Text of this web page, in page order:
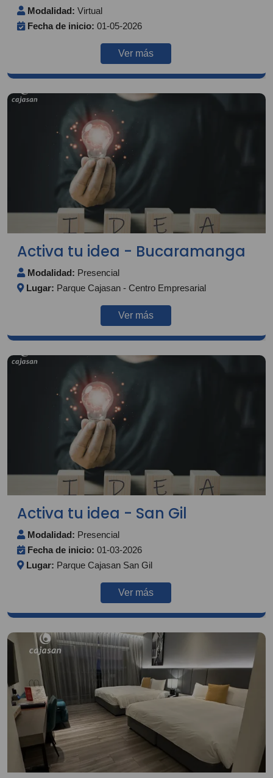
Modalidad: Virtual
Fecha de inicio: 01-05-2026
Ver más
Activa tu idea - Bucaramanga
Modalidad: Presencial
Lugar: Parque Cajasan - Centro Empresarial
Ver más
Activa tu idea - San Gil
Modalidad: Presencial
Fecha de inicio: 01-03-2026
Lugar: Parque Cajasan San Gil
Ver más